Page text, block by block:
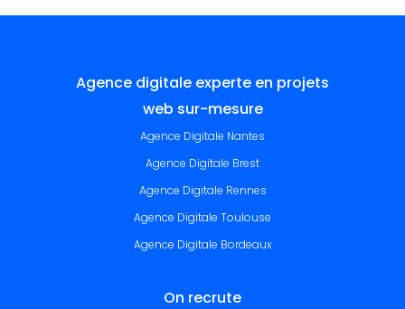
Agence digitale experte en projets
web sur-mesure
Agence Digitale Nantes
Agence Digitale Brest
Agence Digitale Rennes
Agence Digitale Toulouse
Agence Digitale Bordeaux
On recrute